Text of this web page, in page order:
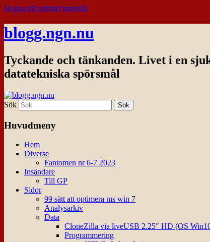
Hoppa till primärt innehåll
blogg.ngn.nu
Tyckande och tänkanden. Livet i en
datatekniska spörsmål
Sök
Huvudmeny
Hem
Diverse
Fantomen nr 6-7 2023
Insändare
Till GP
Sidor
99 sätt att optimera ms win 7
Analysarkiv
Data
CloneZilla via liveUSB 2.25″ HD (OS
Programmering